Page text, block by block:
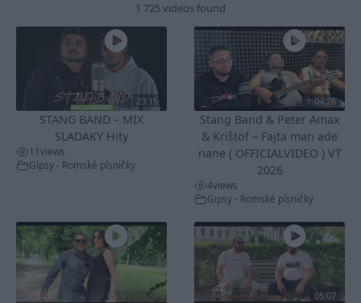
1 725 videos found
23:15
STANG BAND – MIX
SLADAKY Hity
11views
Gipsy - Romské písničky
04:26
Stang Band & Peter Amax
& Krištof – Fajta man ade
nane ( OFFICIALVIDEO ) VT
2026
4views
Gipsy - Romské písničky
05:07